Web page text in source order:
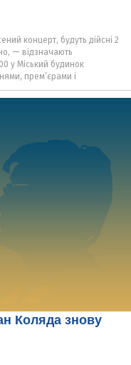
концерт, будуть дійсні 2
— відзначають
у Міський будинок
прем’єрами і
Коляда знову